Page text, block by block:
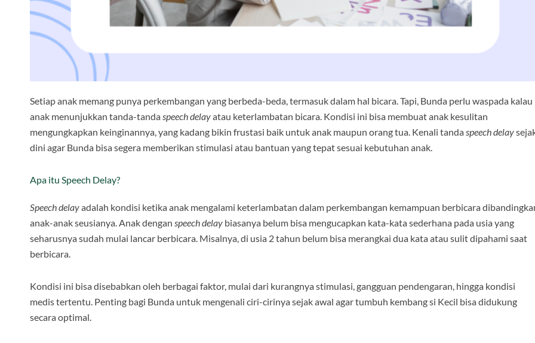
Setiap anak memang punya perkembangan yang berbeda-beda, termasuk dalam hal bicara. Tapi, Bunda perlu waspada kalau
anak menunjukkan tanda-tandaspeech delayatau keterlambatan bicara. Kondisi ini bisa membuat anak kesulitan
mengungkapkan keinginannya, yang kadang bikin frustasi baik untuk anak maupun orang tua. Kenali tandaspeech delay
dini agar Bunda bisa segera memberikan stimulasi atau bantuan yang tepat sesuai kebutuhan anak.
Apa itu Speech Delay?
Speech delayadalah kondisi ketika anak mengalami keterlambatan dalam perkembangan kemampuan berbicara
anak-anak seusianya. Anak dengan speech delay biasanya belum bisa mengucapkan kata-kata sederhana pada usia yang
seharusnya sudah mulai lancar berbicara. Misalnya, di usia 2 tahun belum bisa merangkai dua kata atau sulit dipahami saat
berbicara.
Kondisi ini bisa disebabkan oleh berbagai faktor, mulai dari kurangnya stimulasi, gangguan pendengaran, hingga kondisi
medis tertentu. Penting bagi Bunda untuk mengenali ciri-cirinya sejak awal agar tumbuh kembang si Kecil bisa didukung
secara optimal.